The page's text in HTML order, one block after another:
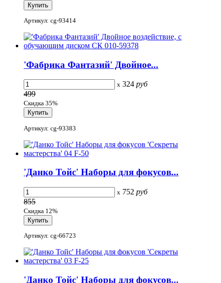
Артикул: cg-93414
'Фабрика Фантазий' Двойное...
x 324 руб
499
Скидка 35%
Артикул: cg-93383
'Данко Тойс' Наборы для фокусов...
x 752 руб
855
Скидка 12%
Артикул: cg-66723
'Данко Тойс' Наборы для фокусов...